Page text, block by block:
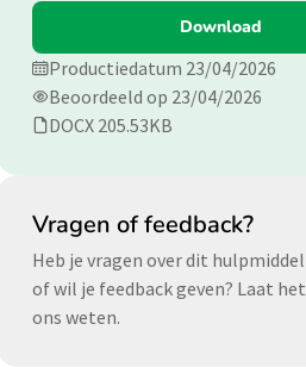
Download
Productiedatum 23/04/2026
Beoordeeld op 23/04/2026
DOCX 205.53KB
Vragen of feedback?
Heb je vragen over dit hulpmiddel
of wil je feedback geven? Laat het
ons weten.